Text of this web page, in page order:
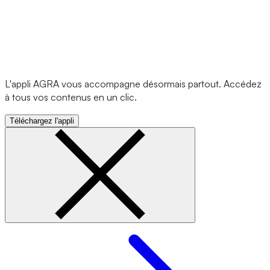
L'appli AGRA vous accompagne désormais partout. Accédez
à tous vos contenus en un clic.
Téléchargez l'appli